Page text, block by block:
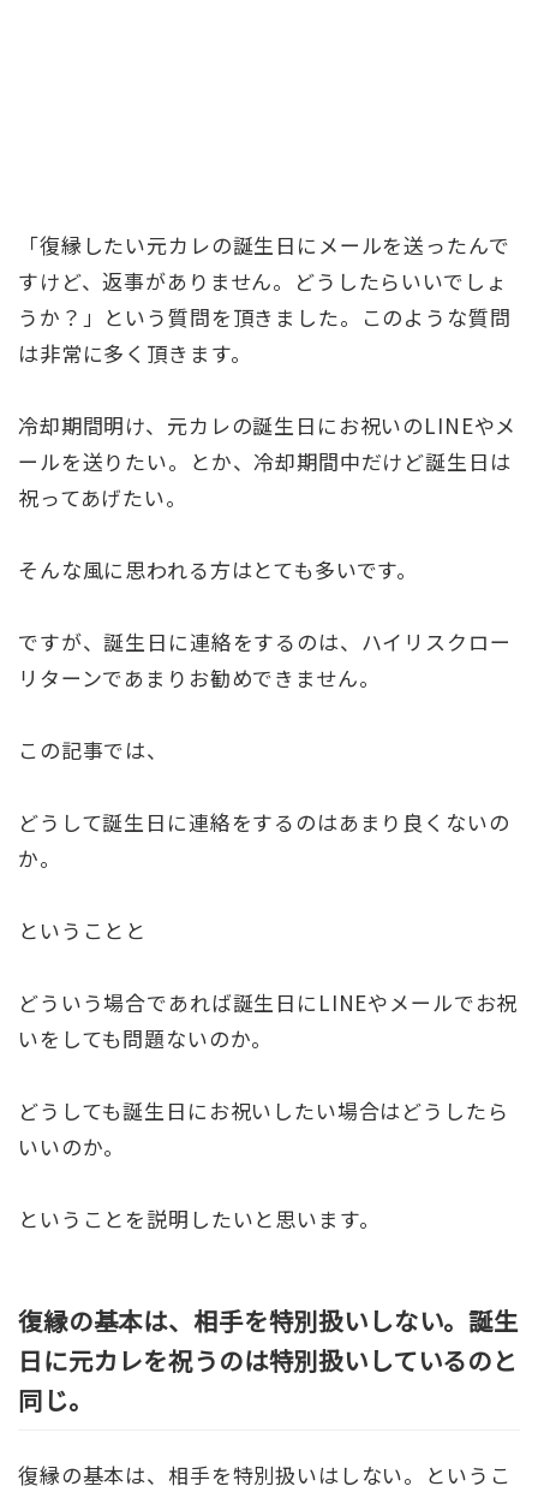
「復縁したい元カレの誕生日にメールを送ったんで
すけど、返事がありません。どうしたらいいでしょ
うか？」という質問を頂きました。このような質問
は非常に多く頂きます。
冷却期間明け、元カレの誕生日にお祝いのLINEやメ
ールを送りたい。とか、冷却期間中だけど誕生日は
祝ってあげたい。
そんな風に思われる方はとても多いです。
ですが、誕生日に連絡をするのは、ハイリスクロー
リターンであまりお勧めできません。
この記事では、
どうして誕生日に連絡をするのはあまり良くないの
か。
ということと
どういう場合であれば誕生日にLINEやメールでお祝
いをしても問題ないのか。
どうしても誕生日にお祝いしたい場合はどうしたら
いいのか。
ということを説明したいと思います。
復縁の基本は、相手を特別扱いしない。誕生
日に元カレを祝うのは特別扱いしているのと
同じ。
復縁の基本は、相手を特別扱いはしない。というこ